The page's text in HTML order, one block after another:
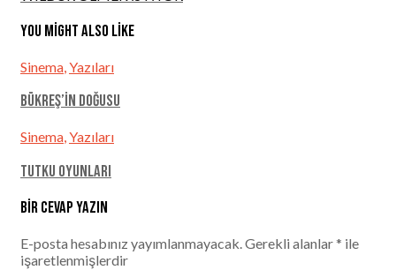
You might also like
Sinema Yazıları
Bükreş’in Doğusu
Sinema,Yazıları
Tutku Oyunları
Bir cevap yazın
E-posta hesabınız yayımlanmayacak.Gerekli alanlar* ile
işaretlenmişlerdir